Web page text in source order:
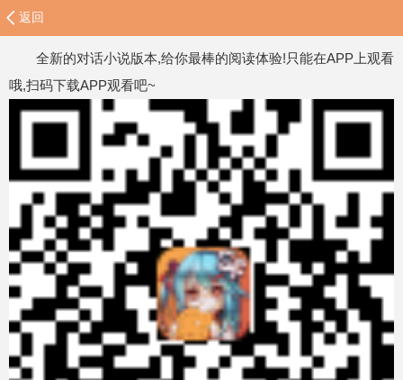
返回
全新的对话小说版本,给你最棒的阅读体验!只能在APP上观看
哦,扫码下载APP观看吧~